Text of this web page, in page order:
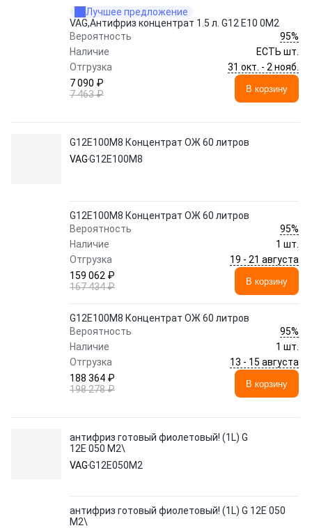
Лучшее предложение
VAG,Антифриз концентрат 1.5 л. G12 E10 0M2
Вероятность
95%
Наличие
ЕСТЬ шт.
Отгрузка
31 окт. - 2 нояб.
7 090 ₽
7 463 ₽
В корзину
G12E100M8 Концентрат ОЖ 60 литров
VAGG12E100M8
G12E100M8 Концентрат ОЖ 60 литров
Вероятность
95%
Наличие
1 шт.
Отгрузка
19 - 21 августа
159 062 ₽
167 434 ₽
В корзину
G12E100M8 Концентрат ОЖ 60 литров
Вероятность
95%
Наличие
1 шт.
Отгрузка
13 - 15 августа
188 364 ₽
198 278 ₽
В корзину
антифриз готовый фиолетовый! (1L) G
12E 050 M2\
VAGG12E050M2
антифриз готовый фиолетовый! (1L) G 12E 050
M2\